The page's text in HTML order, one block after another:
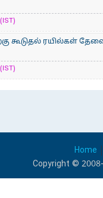
கூடுதல் ரயில்கள்
Home
Copyright ©